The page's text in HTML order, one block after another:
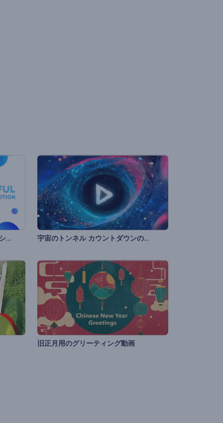
彩色鮮やかなイベントのプロモーションビデオ 宇宙のトンネル カウントダウンのイントロ
旧正月用のグリーティング動画